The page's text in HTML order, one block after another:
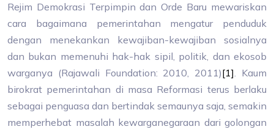
Rejim Demokrasi Terpimpin dan Orde Baru mewariskan
cara bagaimana pemerintahan mengatur penduduk
dengan menekankan kewajiban-kewajiban sosialnya
dan bukan memenuhi hak-hak sipil, politik, dan ekosob
warganya (Rajawali Foundation: 2010, 2011)[1]. Kaum
birokrat pemerintahan di masa Reformasi terus berlaku
sebagai penguasa dan bertindak semaunya saja, semakin
memperhebat masalah kewarganegaraan dari golongan